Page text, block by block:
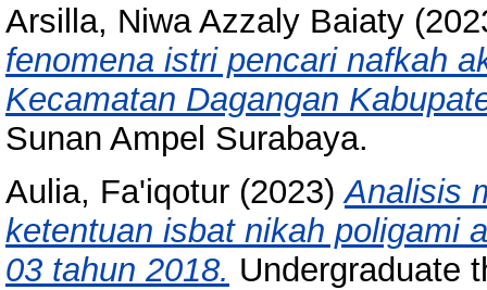
Arsilla, Niwa Azzaly Baiaty
fenomena istri pencari nafkah
Kecamatan Dagangan
Sunan Ampel Surabaya.
Aulia, Fa'iqotur (2023)Analisis
ketentuan isbat nikah poligami
03 tahun 2018. Undergraduate